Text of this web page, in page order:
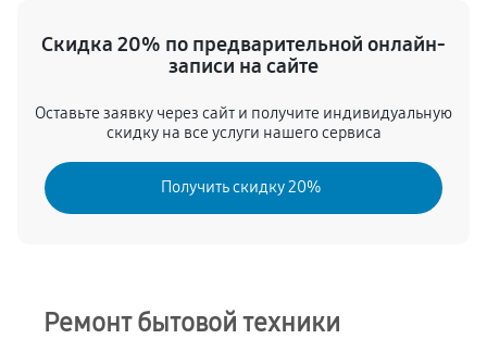
Скидка 20% по предварительной онлайн-
записи на сайте
Оставьте заявку через сайт и получите индивидуальную
скидку на все услуги нашего сервиса
Получить скидку 20%
Ремонт бытовой техники